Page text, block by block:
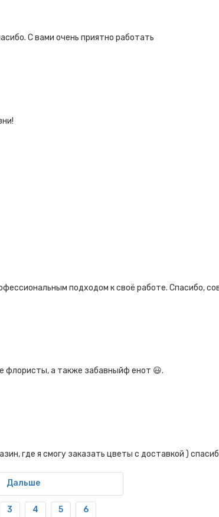
С вами очень приятно работать
подходом к своё работе. Спасибо,
флористы, а также забавныйф енот 😃.
где я смогу заказать цветы с доставкой )
Дальше
3 4 5 6